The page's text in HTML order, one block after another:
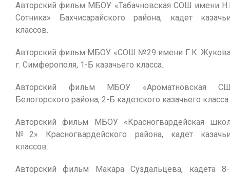
Авторский фильм МБОУ «Табачновская СОШ имени
Сотника» Бахчисарайского района, кадет
классов.
Авторский фильм МБОУ «СОШ №29 имени Г.К.
г. Симферополя, 1-Б казачьего класса.
Авторский фильм МБОУ «Ароматновская
Белогорского района, 2-Б кадетского казачьего класса.
Авторский фильм МБОУ «Красногвардейская
№2» Красногвардейского района, кадет
классов.
Авторский фильм Макара Суздальцева, кадета